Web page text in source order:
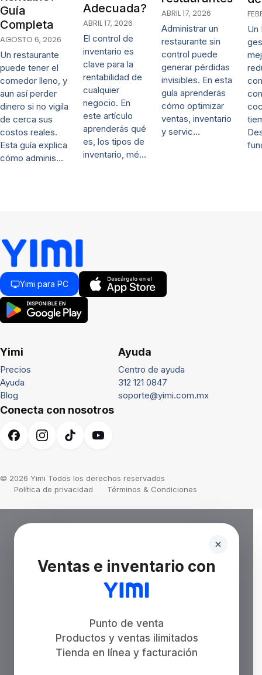
Guía
Completa
AGOSTO 6, 2026
Un restaurante
puede tener el
comedor lleno, y
aun así perder
dinero si no vigila
de cerca sus
costos reales.
Esta guía explica
cómo adminis…
Adecuada?
ABRIL 17, 2026
El control de
inventario es
clave para la
rentabilidad de
cualquier
negocio. En
este artículo
aprenderás qué
es, los tipos de
inventario, mé…
ABRIL 17, 2026
Administrar un
restaurante sin
control puede
generar pérdidas
invisibles. En esta
guía aprenderás
cómo optimizar
ventas, inventario
y servic…
Un
Yimi para PC
Yimi
Precios
Ayuda
Blog
Ayuda
Centro de ayuda
312 121 0847
soporte@yimi.com.mx
Conecta con nosotros
© 2026 Yimi Todos los derechos reservados
Política de privacidad
Términos & Condiciones
Ventas e inventario con
Punto de venta
Productos y ventas ilimitados
Tienda en línea y facturación